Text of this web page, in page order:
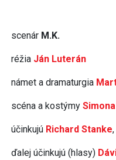
scenár M.K.
réžia Ján Luterán
námet a dramaturgia
scéna a kostýmy
účinkujú Richard Stanke,
ďalej účinkujú (hlasy)